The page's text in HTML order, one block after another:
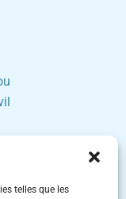
telles que les